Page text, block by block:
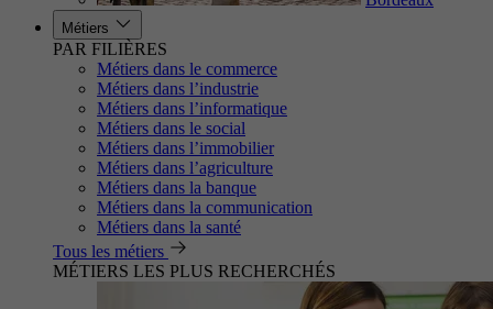
Métiers
PAR FILIÈRES
Métiers dans le commerce
Métiers dans l’industrie
Métiers dans l’informatique
Métiers dans le social
Métiers dans l’immobilier
Métiers dans l’agriculture
Métiers dans la banque
Métiers dans la communication
Métiers dans la santé
Tous les métiers
MÉTIERS LES PLUS RECHERCHÉS